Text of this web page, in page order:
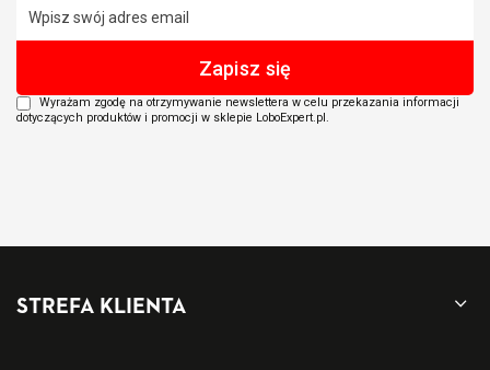
Wyrażam zgodę na otrzymywanie newslettera w celu przekazania informacji
dotyczących produktów i promocji w sklepie LoboExpert.pl.
STREFA KLIENTA